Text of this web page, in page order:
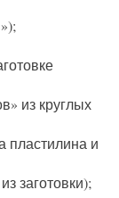
из круглых
пластилина и
заготовки);